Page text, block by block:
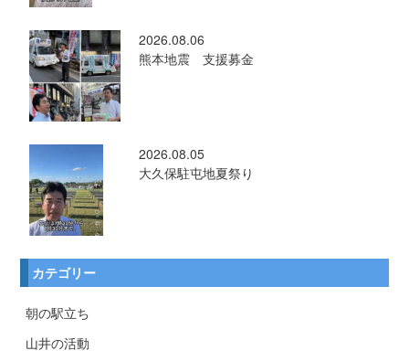
2026.08.06
熊本地震 支援募金
2026.08.05
大久保駐屯地夏祭り
カテゴリー
朝の駅立ち
山井の活動